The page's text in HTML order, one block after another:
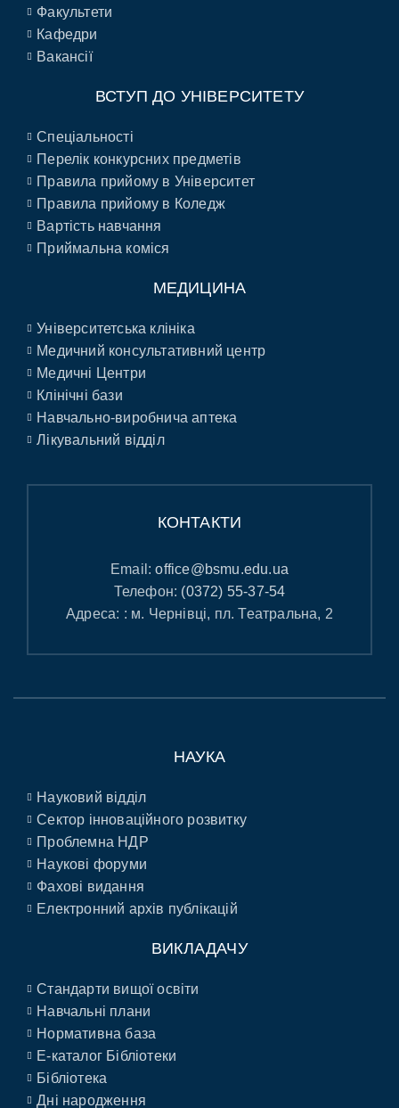
Факультети
Кафедри
Вакансії
ВСТУП ДО УНІВЕРСИТЕТУ
Спеціальності
Перелік конкурсних предметів
Правила прийому в Університет
Правила прийому в Коледж
Вартість навчання
Приймальна коміся
МЕДИЦИНА
Університетська клініка
Медичний консультативний центр
Медичні Центри
Клінічні бази
Навчально-виробнича аптека
Лікувальний відділ
КОНТАКТИ
Email:office@bsmu.edu.ua
Телефон: (0372) 55-37-54
Адреса: : м. Чернівці, пл. Театральна, 2
НАУКА
Науковий відділ
Сектор інноваційного розвитку
Проблемна НДР
Наукові форуми
Фахові видання
Електронний архів публікацій
ВИКЛАДАЧУ
Стандарти вищої освіти
Навчальні плани
Нормативна база
E-каталог Бібліотеки
Бібліотека
Дні народження